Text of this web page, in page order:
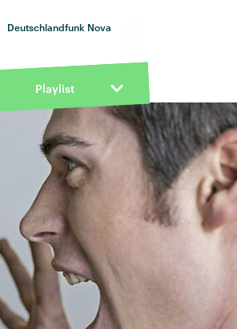
Deutschlandfunk Nova
Playlist